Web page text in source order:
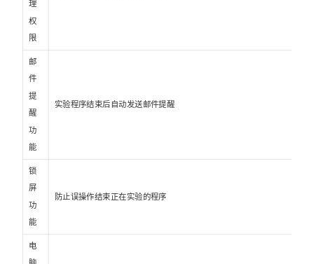
理
权
限
邮
件
提
醒
功
能
实验程序结束后自动发送邮件提醒
锁
屏
功
能
防止误操作结束正在实验的程序
电